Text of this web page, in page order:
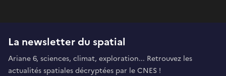
La newsletter du spatial
Ariane 6, sciences, climat, exploration... Retrouvez les
actualités spatiales décryptées par le CNES !